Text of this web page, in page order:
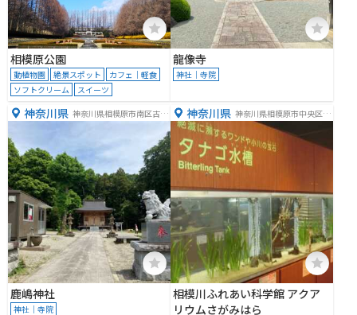
相模原公園
動植物園 絶景スポット
カフェ｜軽食
ソフトクリーム
スイーツ
龍像寺
神社｜寺院
神奈川県 神奈川県相模原市南区古淵
１丁目３４−２３
鹿嶋神社
神社｜寺院
神奈川県 神奈川県相模原市中央区水
郷田名１丁目５−１
相模川ふれあい科学館 アクア
リウムさがみはら